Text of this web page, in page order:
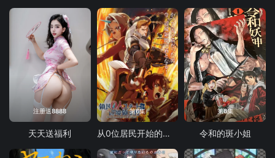
注册送8888
天天送福利
第6集
从0位居民开始的边境领主大人
第6集
令和的斑小姐